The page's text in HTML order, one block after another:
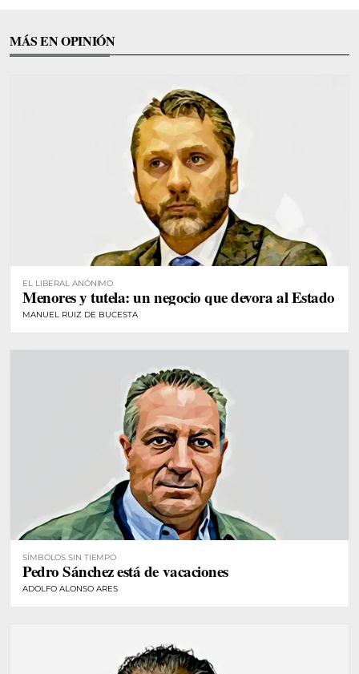
MÁS EN OPINIÓN
EL LIBERAL ANÓNIMO
Menores y tutela: un negocio que devora al Estado
MANUEL RUIZ DE BUCESTA
SÍMBOLOS SIN TIEMPO
Pedro Sánchez está de vacaciones
ADOLFO ALONSO ARES